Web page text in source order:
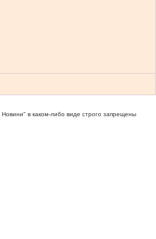
в каком-либо виде строго запрещены